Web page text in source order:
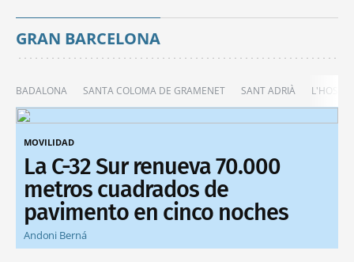
GRAN BARCELONA
BADALONA SANTA COLOMA DE GRAMENET SANT ADRIÀ
MOVILIDAD
La C-32 Sur renueva 70.000
metros cuadrados de
pavimento en cinco noches
Andoni Berná